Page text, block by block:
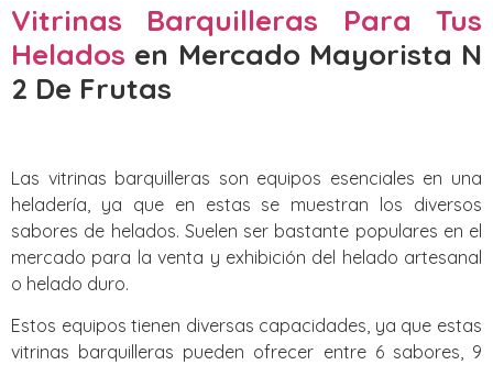
Vitrinas Barquilleras Para Tus
Helados en Mercado Mayorista N
2 De Frutas
Las vitrinas barquilleras son equipos esenciales en una
heladería, ya que en estas se muestran los diversos
sabores de helados. Suelen ser bastante populares en el
mercado para la venta y exhibición del helado artesanal
o helado duro.
Estos equipos tienen diversas capacidades, ya que estas
vitrinas barquilleras pueden ofrecer entre 6 sabores, 9